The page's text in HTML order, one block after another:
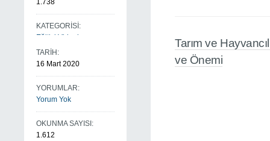
1.738
KATEGORİSİ:
Eğitici Videolarım
TARİH:
16 Mart 2020
YORUMLAR:
Yorum Yok
OKUNMA SAYISI:
1.612
Tarım ve
ve Önemi